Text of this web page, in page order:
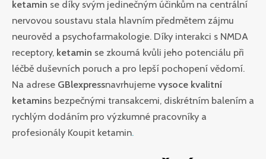
ketamin se díky svým jedinečným účinkům na centrální
nervovou soustavu stala hlavním předmětem zájmu
neurověd a psychofarmakologie. Díky interakci s NMDA
receptory, ketamin se zkoumá kvůli jeho potenciálu při
léčbě duševních poruch a pro lepší pochopení vědomí.
Na adrese GBlexpressnavrhujeme vysoce kvalitní
ketamins bezpečnými transakcemi, diskrétním balením a
rychlým dodáním pro výzkumné pracovníky a
profesionály Koupit ketamin.